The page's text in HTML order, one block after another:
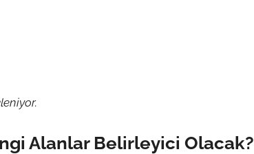
Alanlar Belirleyici Olacak?